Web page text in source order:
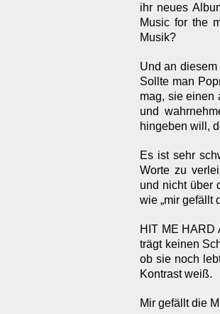
ihr neues
Music for the
Musik?
Und an
Sollte man
mag, sie einen
und
hingeben will,
Es ist sehr
Worte zu
und nicht über
wie „mir gefällt
HIT ME HARD
trägt keinen
ob sie noch
Kontrast weiß.
Mir gefällt die